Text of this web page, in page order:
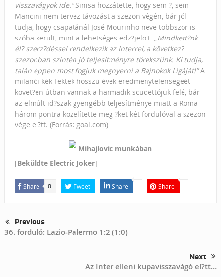
visszavágyok ide.”Sinisa hozzátette, hogy sem ?, sem
Mancini nem tervez távozást a szezon végén, bár jól
tudja, hogy csapatánál José Mourinho neve többször is
szóba került, mint a lehetséges edz?jelölt. „Mindkett?nk
él? szerz?déssel rendelkezik az Interrel, a következ?
szezonban szintén jó teljesítményre törekszünk. Ki tudja,
talán éppen most fogjuk megnyerni a Bajnokok Ligáját!”A
milánói kék-fekték hosszú évek eredménytelenségéét
követ?en útban vannak a harmadik scudettójuk felé, bár
az elmúlt id?szak gyengébb teljesítménye miatt a Roma
három pontra közelítette meg ?ket két fordulóval a szezon
vége el?tt. (Forrás: goal.com)
Mihajlovic munkában
[Beküldte Electric Joker]
Share 0 Tweet Share Share
Previous
36. forduló: Lazio-Palermo 1:2 (1:0)
Next
Az Inter elleni kupavisszavágó el?tt…